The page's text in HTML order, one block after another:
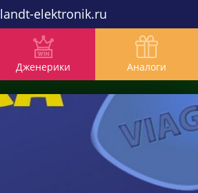
elektronik.ru
Дженерики Аналоги